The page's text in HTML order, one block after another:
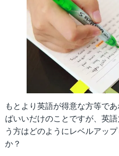
もとより英語が得意な方等で
ばいいだけのことですが、英
う方はどのようにレベルアッ
か？